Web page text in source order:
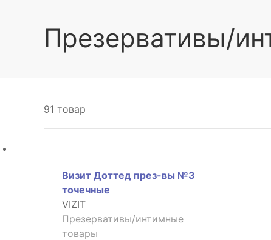
Презервативы/
91 товар
Визит Доттед през-вы №3
точечные
VIZIT
Презервативы/интимные
товары